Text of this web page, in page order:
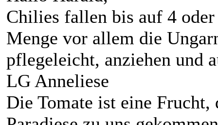
Chilies fallen bis auf 4
Menge vor allem die
pflegeleicht, anziehen und
LG Anneliese
Die Tomate ist eine